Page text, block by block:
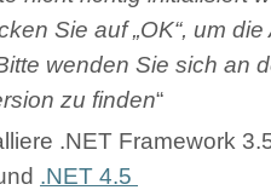
Sie auf „OK“, um
wenden Sie sich an
zu finden“
.NET Framework
.NET 4.5